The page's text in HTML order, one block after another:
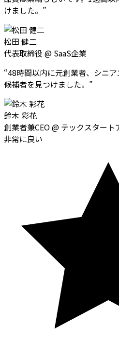
けました。 ”
松田 健二
代表取締役 @ SaaS企業
“48時間以内に元創業者、シニ
候補者を見つけました。 ”
鈴木 彩花
創業者兼CEO@ テックスタート
非常に良い